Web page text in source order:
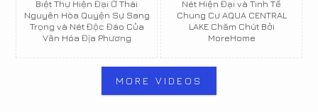
Biệt Thự Hiện Đại Ở Thái
Nguyên Hòa Quyện Sự Sang
Trọng và Nét Độc Đáo Của
Văn Hóa Địa Phương
Nét Hiện Đại và Tinh Tế
Chung Cư AQUA CENTRAL
LAKE Chăm Chút Bởi
MoreHome
MORE VIDEOS